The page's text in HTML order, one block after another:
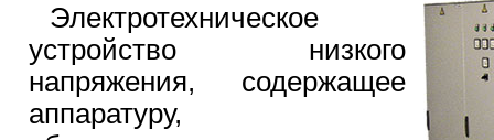
Электротехническое
устройство низкого
напряжения, содержащее
аппаратуру,